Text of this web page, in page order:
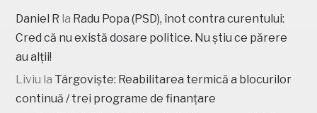
Daniel R la Radu Popa (PSD), înot contra curentului:
Cred că nu există dosare politice. Nu știu ce părere
au alții!
Liviu la Târgoviște: Reabilitarea termică a blocurilor
continuă / trei programe de finanțare